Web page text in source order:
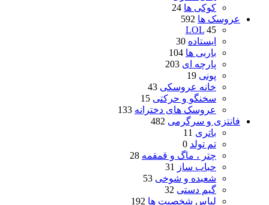
کوکی ها 24
عروسک ها 592
LOL 45
ایستاده 30
باربی ها 104
پارچه ای 203
پونی 19
خانه عروسکی 43
سخنگو و حرکتی 15
عروسک های دخترانه 133
فانتزی و سرگرمی 482
باتری 11
تم تولد 0
چتر ، ماگ و قمقمه 28
حباب ساز
31
شعبده و شوخی 53
گیم دستی 32
لباس شخصیت ها 192